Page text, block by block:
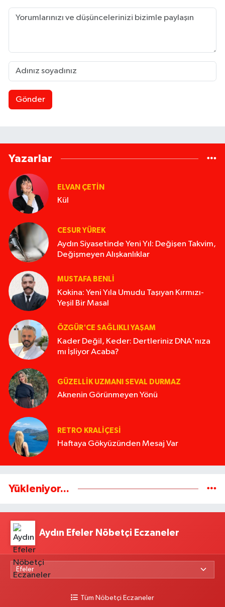
Gönder
Yazarlar
ELVAN ÇETIN
Kül
CESUR YÜREK
Aydın Siyasetinde Yeni Yıl: Değişen Takvim,
Değişmeyen Alışkanlıklar
MUSTAFA BENLI
Kokina: Yeni Yıla Umudu Taşıyan Kırmızı-
Yeşil Bir Masal
ÖZGÜR'CE SAĞLIKLI YAŞAM
Kader Değil, Keder: Dertleriniz DNA'nıza
mı İşliyor Acaba?
GÜZELLIK UZMANI SEVAL DURMAZ
Aknenin Görünmeyen Yönü
RETRO KRALIÇESI
Haftaya Gökyüzünden Mesaj Var
Yükleniyor...
Aydın Efeler Nöbetçi Eczaneler
Tüm Nöbetçi Eczaneler